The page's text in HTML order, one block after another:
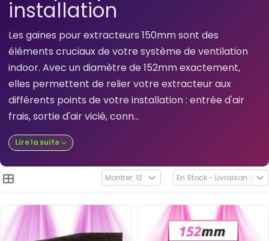
installation
Les gaines pour extracteurs 150mm sont des
éléments cruciaux de votre système de ventilation
indoor. Avec un diamètre de 152mm exactement,
elles permettent de relier votre extracteur aux
différents points de votre installation : entrée d'air
frais, sortie d'air vicié, conn...
Lire la suite